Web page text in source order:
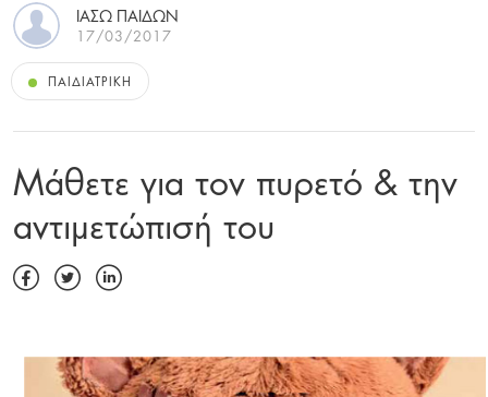
ΙΑΣΩ ΠΑΊΔΩΝ
17/03/2017
ΠΑΙΔΙΑΤΡΙΚΉ
Μάθετε για τον πυρετό & την
αντιμετώπισή του